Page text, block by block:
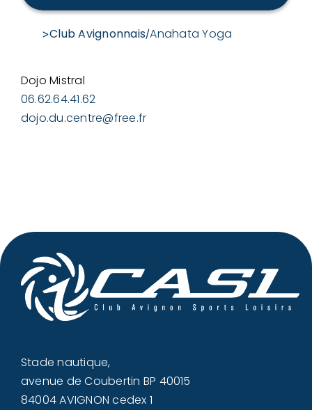
>Club Avignonnais/Anahata Yoga
Dojo Mistral
06.62.64.41.62
dojo.du.centre@free.fr
Stade nautique,
avenue de Coubertin BP 40015
84004 AVIGNON cedex 1